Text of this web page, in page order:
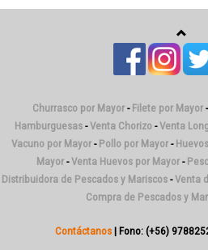
Churrasco por Mayor- Filete por Mayor-
Hamburguesas -Venta Chorizo -Venta
Vacuno por Mayor - Pollo por Mayor -
Mayor-Venta Huevos por Mayor-
Distribuidora de Pescados y Mariscos-Venta
Compra de Pescados y
Contáctanos| Fono: (+56)